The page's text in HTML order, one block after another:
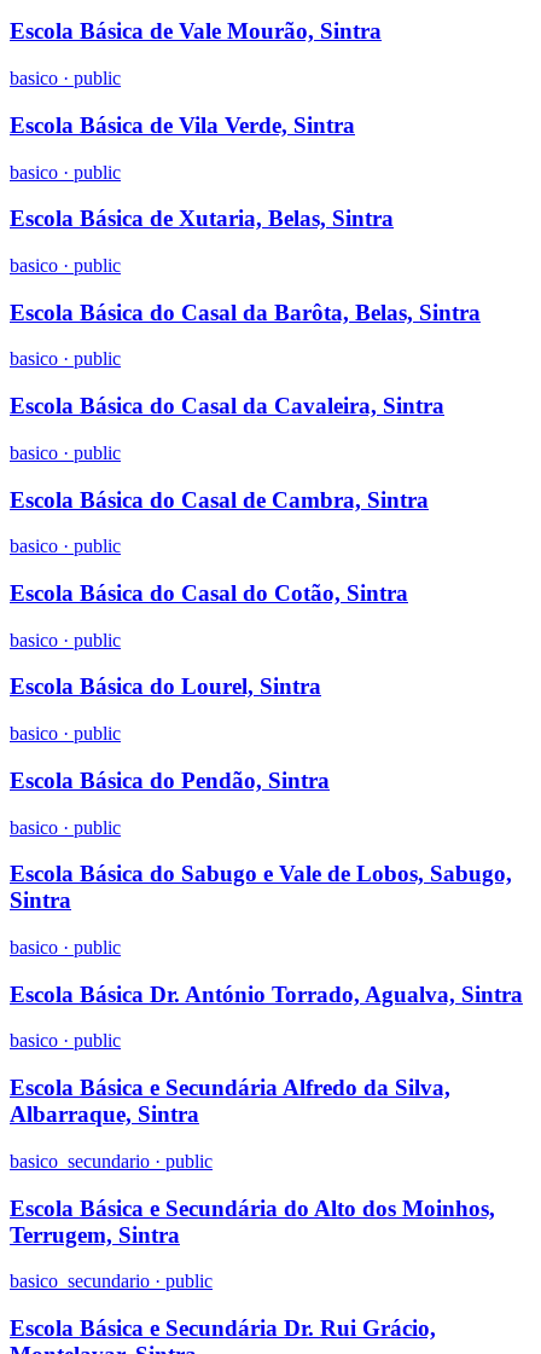
Escola Básica de Vale Mourão, Sintra
basico · public
Escola Básica de Vila Verde, Sintra
basico · public
Escola Básica de Xutaria, Belas, Sintra
basico · public
Escola Básica do Casal da Barôta, Belas, Sintra
basico · public
Escola Básica do Casal da Cavaleira, Sintra
basico · public
Escola Básica do Casal de Cambra, Sintra
basico · public
Escola Básica do Casal do Cotão, Sintra
basico · public
Escola Básica do Lourel, Sintra
basico · public
Escola Básica do Pendão, Sintra
basico · public
Escola Básica do Sabugo e Vale de Lobos, Sabugo,
Sintra
basico · public
Escola Básica Dr. António Torrado, Agualva, Sintra
basico · public
Escola Básica e Secundária Alfredo da Silva,
Albarraque, Sintra
basico_secundario · public
Escola Básica e Secundária do Alto dos Moinhos,
Terrugem, Sintra
basico_secundario · public
Escola Básica e Secundária Dr. Rui Grácio,